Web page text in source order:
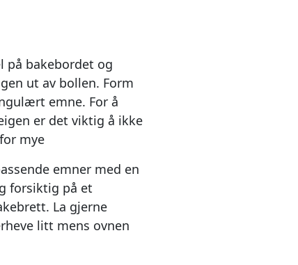
på bakebordet og
ut av bollen. Form
emne. For å
er det viktig å ikke
mye
emner med en
forsiktig på et
La gjerne
litt mens ovnen